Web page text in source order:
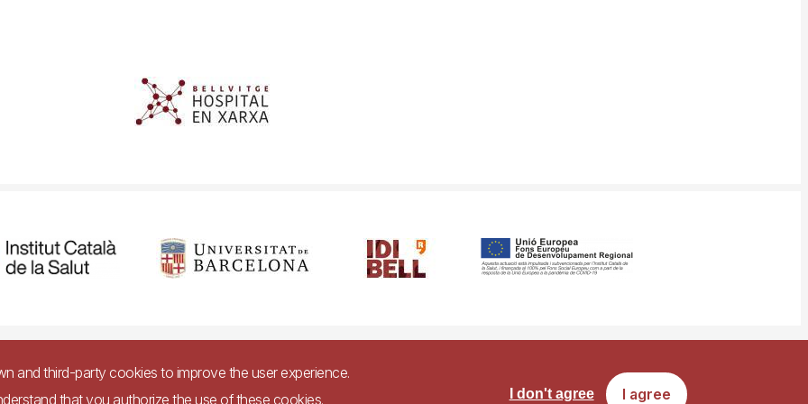
and third-party cookies to improve the user experience.
that you authorize the use of these cookies.
I agree
I don't agree